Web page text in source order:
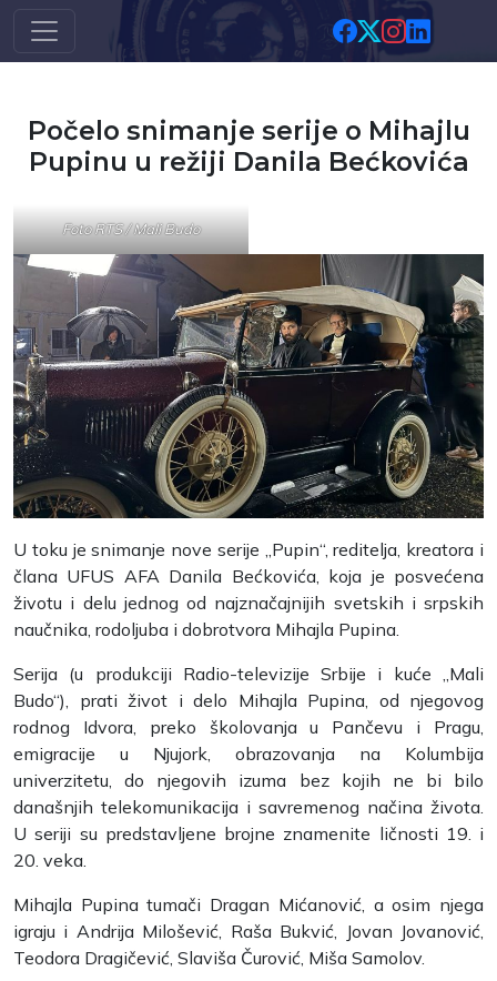
Skip to main content
Počelo snimanje serije o Mihajlu
Pupinu u režiji Danila Bećkovića
Foto RTS / Mali Budo
U toku je snimanje nove serije „Pupin“, reditelja, kreatora i
člana UFUS AFA Danila Bećkovića, koja je posvećena
životu i delu jednog od najznačajnijih svetskih i srpskih
naučnika, rodoljuba i dobrotvora Mihajla Pupina.
Serija (u produkciji Radio-televizije Srbije i kuće „Mali
Budo“), prati život i delo Mihajla Pupina, od njegovog
rodnog Idvora, preko školovanja u Pančevu i Pragu,
emigracije u Njujork, obrazovanja na Kolumbija
univerzitetu, do njegovih izuma bez kojih ne bi bilo
današnjih telekomunikacija i savremenog načina života.
U seriji su predstavljene brojne znamenite ličnosti 19. i
20. veka.
Mihajla Pupina tumači Dragan Mićanović, a osim njega
igraju i Andrija Milošević, Raša Bukvić, Jovan Jovanović,
Teodora Dragičević, Slaviša Čurović, Miša Samolov.